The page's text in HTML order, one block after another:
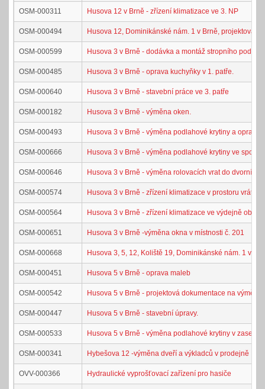
OSM-000311 Husova 12 v Brně - zřízení klimatizace ve 3. NP
OSM-000494 Husova 12, Dominikánské nám. 1 v Brně, projektová
OSM-000599 Husova 3 v Brně - dodávka a montáž stropního
OSM-000485 Husova 3 v Brně - oprava kuchyňky v 1. patře.
OSM-000640 Husova 3 v Brně - stavební práce ve 3. patře
OSM-000182 Husova 3 v Brně - výměna oken.
OSM-000493 Husova 3 v Brně - výměna podlahové krytiny a oprava
OSM-000666 Husova 3 v Brně - výměna podlahové krytiny ve
OSM-000646 Husova 3 v Brně - výměna rolovacích vrat do dvorního
OSM-000574 Husova 3 v Brně - zřízení klimatizace v prostoru
OSM-000564 Husova 3 v Brně - zřízení klimatizace ve výdejně
OSM-000651 Husova 3 v Brně -výměna okna v místnosti č. 201
OSM-000668 Husova 3, 5, 12, Koliště 19, Dominikánské nám. 1 v
OSM-000451 Husova 5 v Brně - oprava maleb
OSM-000542 Husova 5 v Brně - projektová dokumentace na výměnu
OSM-000447 Husova 5 v Brně - stavební úpravy.
OSM-000533 Husova 5 v Brně - výměna podlahové krytiny v
OSM-000341 Hybešova 12 -výměna dveří a výkladců v prodejně
OVV-000366 Hydraulické vyprošťovací zařízení pro hasiče